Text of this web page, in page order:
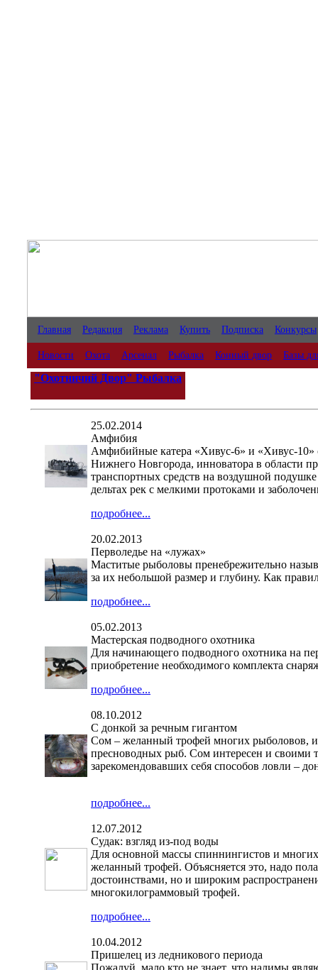
Главная Редакция Реклама Купить Подписка Конкурсы
Новости Охота Арсенал Рыбалка Конный двор Базы
"Охотничий Двор" Рыбалка
25.02.2014
Амфибия
Амфибийные катера «Хивус-6» и «Хивус-10»
Нижнего Новгорода, инноватора в области
транспортных средств на воздушной
дельтах рек с мелкими протоками и
подробнее...
20.02.2013
Перволедье на «лужах»
Маститые рыболовы пренебрежительно
за их небольшой размер и глубину. Как
подробнее...
05.02.2013
Мастерская подводного охотника
Для начинающего подводного охотника на
приобретение необходимого комплекта
подробнее...
08.10.2012
С донкой за речным гигантом
Сом – желанный трофей многих рыболовов, и
пресноводных рыб. Сом интересен и своими
зарекомендовавших себя способов ловли –
подробнее...
12.07.2012
Судак: взгляд из-под воды
Для основной массы спиннингистов и
желанный трофей. Объясняется это, надо
достоинствами, но и широким
многокилограммовый трофей.
подробнее...
10.04.2012
Пришелец из ледникового периода
Пожалуй, мало кто не знает, что налимы